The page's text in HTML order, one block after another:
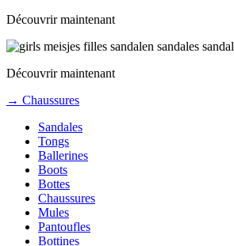
Découvrir maintenant
Découvrir maintenant
→ Chaussures
Sandales
Tongs
Ballerines
Boots
Bottes
Chaussures
Mules
Pantoufles
Bottines